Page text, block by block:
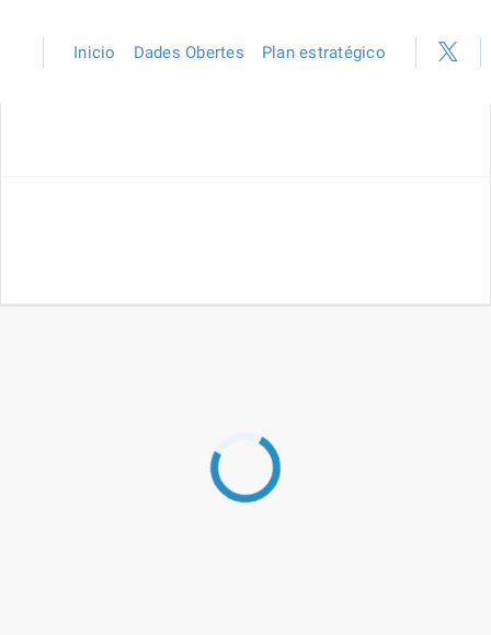
Inicio Dades Obertes Plan estratégico